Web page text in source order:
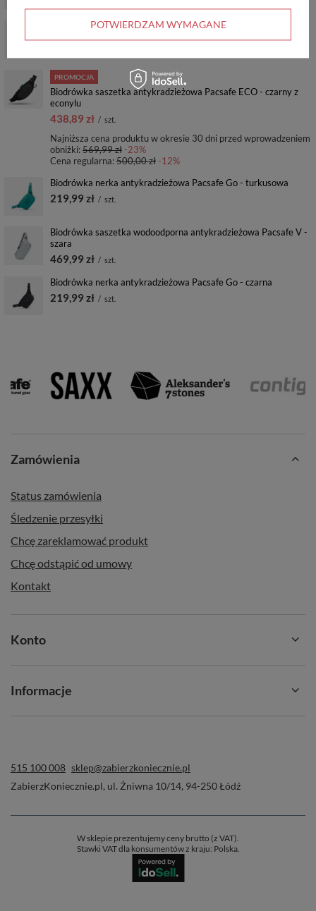
Biodrówka saszetka wodoodporna antykradzieżowa Pacsafe V -
beżowa
PROMOCJA
Biodrówka saszetka antykradzieżowa Pacsafe ECO - czarny z
econylu
438,89 zł / szt.
Najniższa cena produktu w okresie 30 dni przed wprowadzeniem
obniżki:569,99 zł-23%
Cena regularna:500,00 zł-12%
Biodrówka nerka antykradzieżowa Pacsafe Go - turkusowa
219,99 zł / szt.
Biodrówka saszetka wodoodporna antykradzieżowa Pacsafe V -
szara
469,99 zł / szt.
Biodrówka nerka antykradzieżowa Pacsafe Go - czarna
219,99 zł / szt.
Zamówienia
Status zamówienia
Śledzenie przesyłki
Chcę zareklamować produkt
Chcę odstąpić od umowy
Kontakt
Konto
Informacje
515 100 008 sklep@zabierzkoniecznie.pl
ZabierzKoniecznie.pl, ul. Żniwna 10/14, 94-250Łódź
W sklepie prezentujemy ceny brutto (z VAT).
Stawki VAT dla konsumentów z kraju: Polska.
POTWIERDZAM WYMAGANE